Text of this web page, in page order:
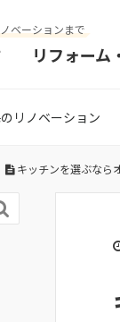
ベーションまで
リフォーム
リノベーション
キッチンを選ぶなら